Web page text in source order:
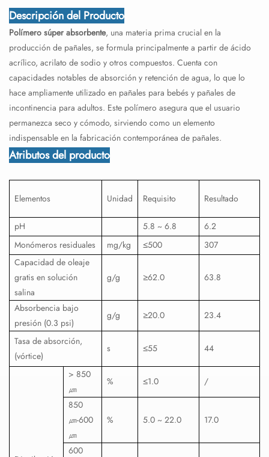
Descripción del Producto
Polímero súper absorbente, una materia prima crucial en la
producción de pañales, se formula principalmente a partir de ácido
acrílico, acrilato de sodio y otros compuestos. Cuenta con
capacidades notables de absorción y retención de agua, lo que lo
hace ampliamente utilizado en pañales para bebés y pañales de
incontinencia para adultos. Este polímero asegura que el usuario
permanezca seco y cómodo, sirviendo como un elemento
indispensable en la fabricación contemporánea de pañales.
Atributos del producto
Elementos Unidad Requisito Resultado
pH 5.8 ~ 6.8
6.2
Monómeros residuales
mg/kg ≤500
307
Capacidad de oleaje
gratis en solución
salina
g/g ≥62.0 63.8
Absorbencia bajo
presión (0.3 psi)
g/g ≥20.0 23.4
Tasa de absorción,
(vórtice)
s ≤55 44
> 850
㎛
% ≤1.0
/
850
㎛-600
㎛
% 5.0 ~ 22.0 17.0
600